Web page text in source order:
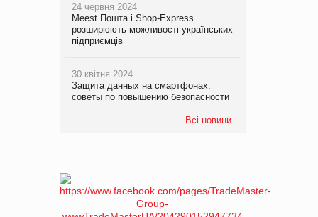
24 червня 2024
Meest Пошта і Shop-Express
розширюють можливості українських
підприємців
30 квітня 2024
Защита данных на смартфонах:
советы по повышению безопасности
Всі новини